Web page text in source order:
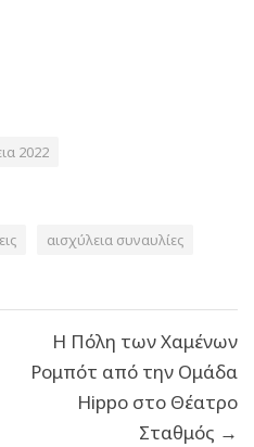
2022
αισχύλεια συναυλίες
Η Πόλη των Χαμένων
Ρομπότ από την Ομάδα
Hippo στο Θέατρο
Σταθμός →